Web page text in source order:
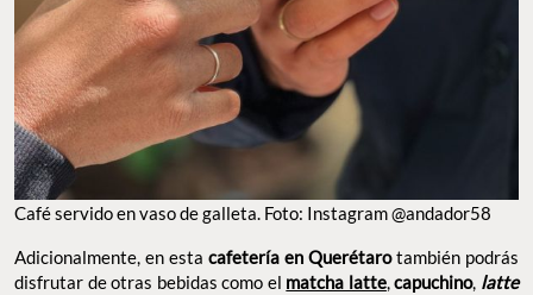
Café servido en vaso de galleta. Foto: Instagram @andador58
Adicionalmente, en esta cafetería en Querétarotambién podrás
disfrutar de otras bebidas como el matcha latte,capuchino, latte